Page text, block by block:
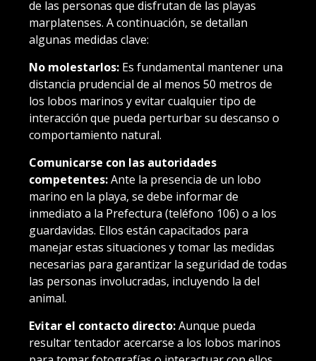
de las personas que disfrutan de las playas
marplatenses. A continuación, se detallan
algunas medidas clave:
No molestarlos: Es fundamental mantener una
distancia prudencial de al menos 50 metros de
los lobos marinos y evitar cualquier tipo de
interacción que pueda perturbar su descanso o
comportamiento natural.
Comunicarse con las autoridades
competentes:Ante la presencia de un lobo
marino en la playa, se debe informar de
inmediato a la Prefectura (teléfono 106) o a los
guardavidas. Ellos están capacitados para
manejar estas situaciones y tomar las medidas
necesarias para garantizar la seguridad de todas
las personas involucradas, incluyendo la del
animal.
Evitar el contacto directo:Aunque pueda
resultar tentador acercarse a los lobos marinos